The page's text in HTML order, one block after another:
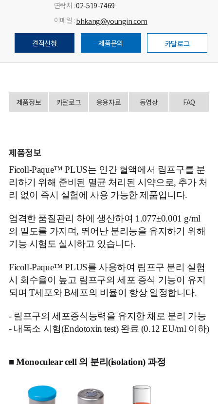
연락처 :02-519-7469
이메일 : bhkang@youngin.com
견적신청 제품문의 카달로그
제품정보 카달로그 응용자료 동영상 FAQ
제품정보
Ficoll-Paque™ PLUS는 인간 혈액에서 림프구를 분
리하기 위해 준비된 멸균 처리된 시약으로, 추가 처
리 없이 즉시 실험에 사용 가능한 제품입니다.
엄격한 품질관리 하에 생산하여 1.077±0.001 g/ml
의 밀도를 가지며, 뛰어난 분리능을 유지하기 위해
기능 시험도 실시하고 있습니다.
Ficoll-Paque™ PLUS를 사용하여 림프구 분리 실험
시 회수율이 높고 림프구의 세포 증식 기능이 유지
되며 T세포와 B세포의 비율이 항상 일정합니다.
- 림프구의 세포증식능력을 유지한 채로 분리 가능
- 내독소 시험(Endotoxin test) 완료 (0.12 EU/ml 이하)
■ Monoculear cell 의 분리(isolation) 과정